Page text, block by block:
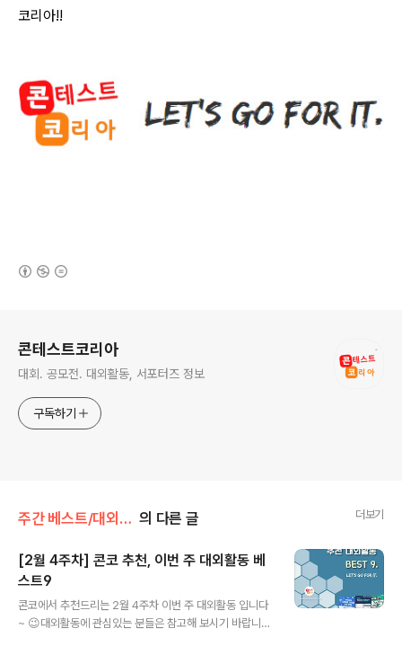
코리아!!
콘테스트코리아
대회. 공모전. 대외활동, 서포터즈 정보
구독하기
주간 베스트/대외활동 의 다른 글 더보기
[2월 4주차] 콘코 추천, 이번 주 대외활동 베
스트9
콘코에서 추천드리는 2월 4주차 이번 주 대외활동 입니다
~ 😉대외활동에 관심있는 분들은 참고해 보시기 바랍니